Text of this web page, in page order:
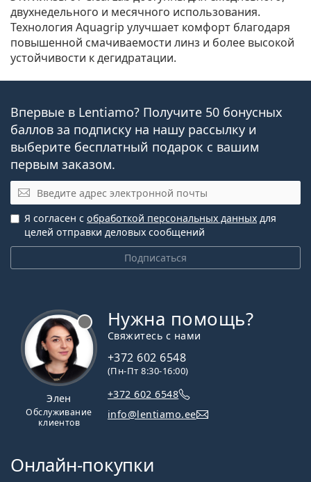
двухнедельного и месячного использования.
Технология Aquagrip улучшает комфорт благодаря
повышенной смачиваемости линз и более высокой
устойчивости к дегидратации.
Впервые в Lentiamo? Получите 50 бонусных
баллов за подписку на нашу рассылку и
выберите бесплатный подарок с вашим
первым заказом.
Электронная почта
Подписаться
Я согласен с обработкой персональных данных для
целей отправки деловых сообщений
Элен
Обслуживание
клиентов
Нужна помощь?
Свяжитесь с нами
+372 602 6548
(Пн-Пт 8:30-16:00)
+372 602 6548
info@lentiamo.ee
Онлайн-покупки